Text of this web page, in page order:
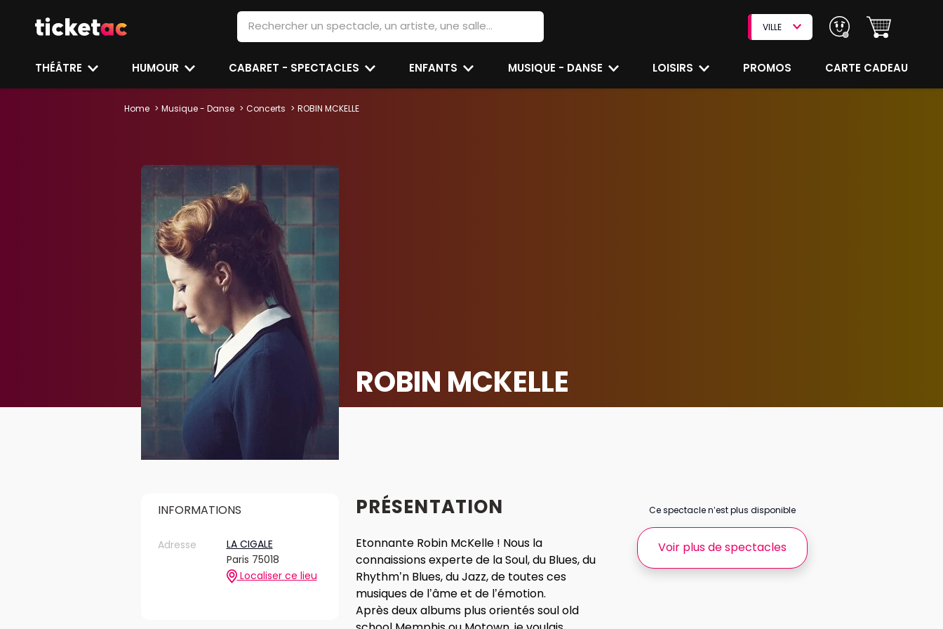
VILLE
THÉÂTRE HUMOUR CABARET - SPECTACLES ENFANTS MUSIQUE - DANSE LOISIRS PROMOS CARTE CADEAU
Home Musique - Danse Concerts ROBIN MCKELLE
ROBIN MCKELLE
INFORMATIONS
Adresse
LA CIGALE
Paris 75018
Localiser ce lieu
PRÉSENTATION
Etonnante Robin McKelle ! Nous la
connaissions experte de la Soul, du Blues, du
Rhythm’n Blues, du Jazz, de toutes ces
musiques de l’âme et de l’émotion.
Après deux albums plus orientés soul old
Ce spectacle n’est plus disponible
Voir plus de spectacles